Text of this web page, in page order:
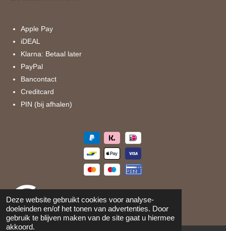
Deze website gebruikt cookies voor analyse-
doeleinden en/of het tonen van advertenties. Door
gebruik te blijven maken van de site gaat u hiermee
akkoord.
Apple Pay
iDEAL
Klarna: Betaal later
PayPal
Bancontact
Creditcard
PIN (bij afhalen)
©2026Maison 105